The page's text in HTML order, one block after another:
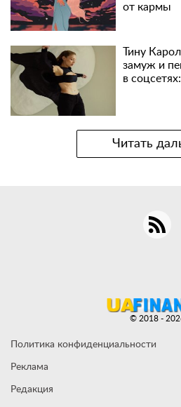
от кармы
Тину
замуж и
в
Читать
Политика конфиденциальности
Реклама
Редакция
© 2018 -